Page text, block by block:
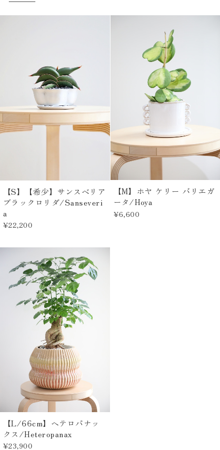
【S】【希少】サンスベリア
ブラックロリダ/Sanseveri
a
¥22,200
【M】ホヤ ケリー バリエガ
ータ/Hoya
¥6,600
【L/66cm】ヘテロパナッ
クス/Heteropanax
¥23,900